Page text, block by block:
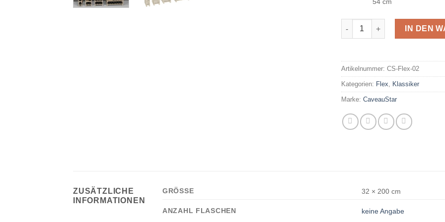
CS-Flex-02 Menge IN DEN
Artikelnummer: CS-Flex-02
Kategorien: Flex Klassiker
Marke: CaveauStar
ZUSÄTZLICHE
INFORMATIONEN
GRÖSSE 32 × 200 cm
ANZAHL FLASCHEN keine Angabe